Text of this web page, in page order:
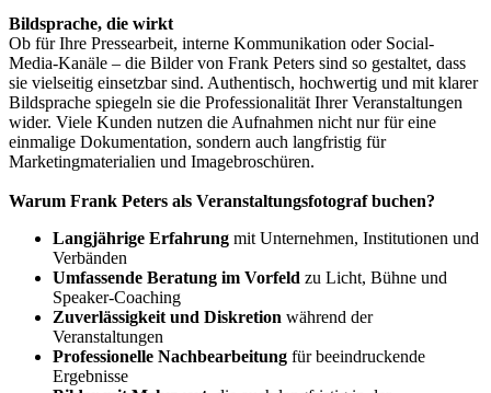
Bildsprache, die wirkt
Ob für Ihre Pressearbeit, interne Kommunikation oder Social-
Media-Kanäle – die Bilder von Frank Peters sind so gestaltet, dass
sie vielseitig einsetzbar sind. Authentisch, hochwertig und mit klarer
Bildsprache spiegeln sie die Professionalität Ihrer Veranstaltungen
wider. Viele Kunden nutzen die Aufnahmen nicht nur für eine
einmalige Dokumentation, sondern auch langfristig für
Marketingmaterialien und Imagebroschüren.
Warum Frank Peters als Veranstaltungsfotograf buchen?
Langjährige Erfahrung mit Unternehmen, Institutionen und
Verbänden
Umfassende Beratung im Vorfeld zu Licht, Bühne und
Speaker-Coaching
Zuverlässigkeit und Diskretion während der
Veranstaltungen
Professionelle Nachbearbeitung für beeindruckende
Ergebnisse